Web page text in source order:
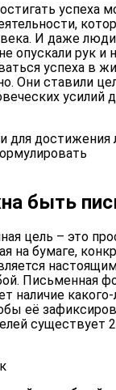
успеха
И даже
опускали рук и
успеха в
Они ставили
усилий
быть
цель – это
на бумаге,
Письменная
наличие
её
существует